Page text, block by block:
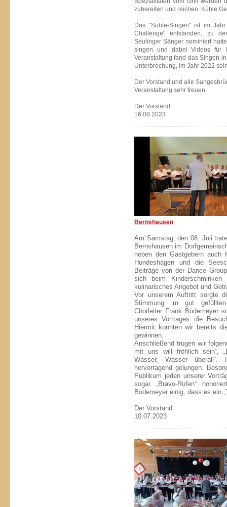
zubereiten und reichen. Kühle
Das "Suhle-Singen" ist im
Challenge" entstanden, zu
Seulinger Sänger nominiert
singen und dabei Videos für
Veranstaltung fand das Singen
Unterbrechung, im Jahr 2022
Der Vorstand und alle
Veranstaltung sehr freuen.
Der Vorstand
16.08.2023
Bernshausen
Am Samstag, den 08. Juli
Bernshausen im
neben den Gastgebern auch
Hundeshagen und die
Beiträge von der Dance
sich beim
kulinarisches Angebot und
Vor unserem Auftritt sorgte
Stimmung im gut gefüllten
Chorleiter Frank Bodemeyer
unseres Vortrages die
Hiermit konnten wir bereits
gewinnen.
Anschließend trugen wir
mit uns will fröhlich sein“,
Wasser, Wasser überall“.
hervorragend gelungen.
Publikum jeden unserer
sogar „Bravo-Rufen“
Bodemeyer einig, dass es ein
Der Vorstand
10.07.2023